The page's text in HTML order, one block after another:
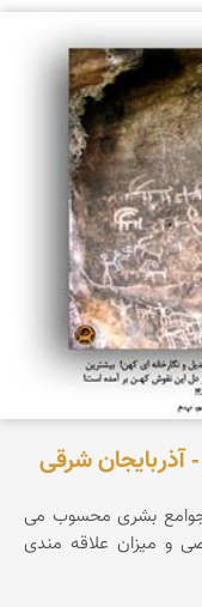
آذربایجان شرقی
جوامع بشری محسوب می
و میزان علاقه مندی